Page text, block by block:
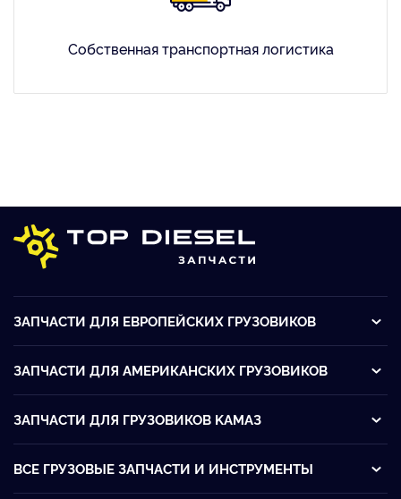
Собственная транспортная логистика
ЗАПЧАСТИ ДЛЯ ЕВРОПЕЙСКИХ ГРУЗОВИКОВ
ЗАПЧАСТИ ДЛЯ АМЕРИКАНСКИХ ГРУЗОВИКОВ
ЗАПЧАСТИ ДЛЯ ГРУЗОВИКОВ KАМАЗ
ВСЕ ГРУЗОВЫЕ ЗАПЧАСТИ И ИНСТРУМЕНТЫ